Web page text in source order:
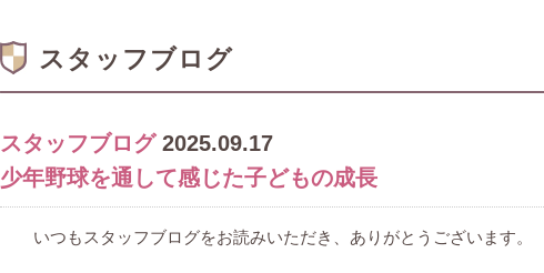
スタッフブログ
スタッフブログ 2025.09.17
少年野球を通して感じた子どもの成長
いつもスタッフブログをお読みいただき、ありがとうございます。